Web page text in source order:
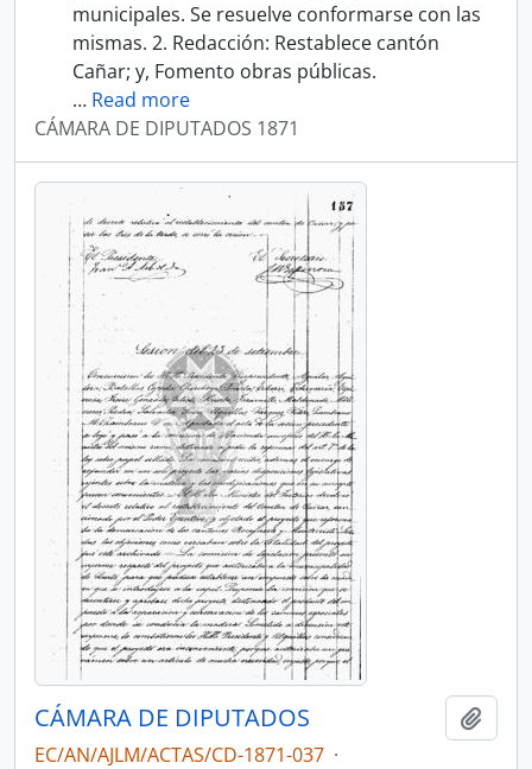
municipales. Se resuelve conformarse con las
mismas. 2. Redacción: Restablece cantón
Cañar; y, Fomento obras públicas.
… Read more
CÁMARA DE DIPUTADOS 1871
CÁMARA DE DIPUTADOS
EC/AN/AJLM/ACTAS/CD-1871-037 ·